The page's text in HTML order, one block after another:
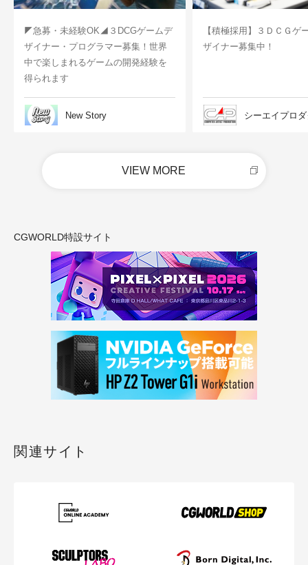
◤急募・未経験OK◢３DCGゲームデ
ザイナー・プログラマー募集！世界
中で楽しまれるゲームの開発経験を
得られます
New Story
【積極採用】３ＤＣＧゲ
ザイナー募集中！
シーエイプロ
VIEW MORE
CGWORLD特設サイト
関連サイト